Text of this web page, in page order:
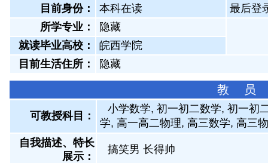
目前身份： 本科在读
最后登
所学专业：
隐藏
就读毕业高校：
皖西学院
目前生活住所：
隐藏
教 员
可教授科目：
小学数学, 初一初二数学, 初一初
学, 高一高二物理, 高三数学, 高三
自我描述、特长
展示 ：
搞笑男 长得帅